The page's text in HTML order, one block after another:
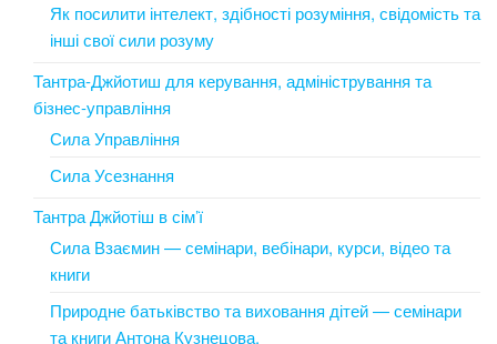
Як посилити інтелект, здібності розуміння, свідомість та
інші свої сили розуму
Тантра-Джйотиш для керування, адміністрування та
бізнес-управління
Сила Управління
Сила Усезнання
Тантра Джйотіш в сім’ї
Сила Взаємин — семінари, вебінари, курси, відео та
книги
Природне батьківство та виховання дітей — семінари
та книги Антона Кузнецова.